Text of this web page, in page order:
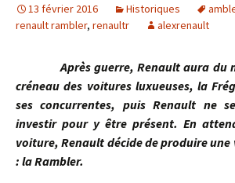
13 février 2016 Historiques
renault rambler, renaultr alexrenault
Après guerre, Renault aura du
créneau des voitures luxueuses, la
ses concurrentes, puis Renault ne
investir pour y être présent. En
voiture, Renault décide de produire
: la Rambler.